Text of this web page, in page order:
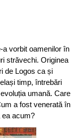
a vorbit oamenilor în
străvechi. Originea
de Logos ca și
timp, întrebări
umană. Care
a fost venerată în
ea acum?